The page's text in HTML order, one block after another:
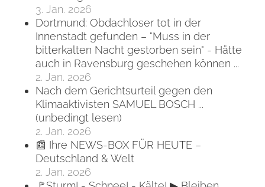
3. Jan. 2026
Dortmund: Obdachloser tot in der
Innenstadt gefunden – "Muss in der
bitterkalten Nacht gestorben sein" - Hätte
auch in Ravensburg geschehen können ...
2. Jan. 2026
Nach dem Gerichtsurteil gegen den
Klimaaktivisten SAMUEL BOSCH ...
(unbedingt lesen)
2. Jan. 2026
📰 Ihre NEWS-BOX FÜR HEUTE –
Deutschland & Welt
2. Jan. 2026